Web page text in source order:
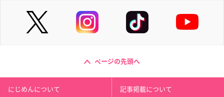
ページの先頭へ
にじめんについて 記事掲載について